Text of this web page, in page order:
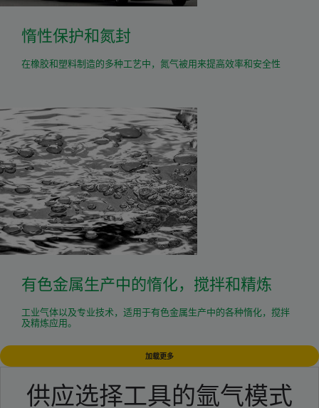
惰性保护和氮封
在橡胶和塑料制造的多种工艺中，氮气被用来提高效率和安全性
有色金属生产中的惰化，搅拌和精炼
工业气体以及专业技术，适用于有色金属生产中的各种惰化，搅拌
及精炼应用。
加载更多
供应选择工具的氩气模式